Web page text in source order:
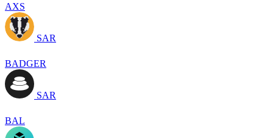
AXS
SAR
BADGER
SAR
BAL